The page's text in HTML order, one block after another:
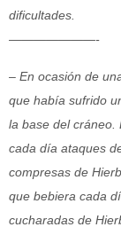
dificultades.
———————-
– En ocasión de
que había sufrido
la base del cráneo.
cada día ataques
compresas de
que bebiera cada
cucharadas de